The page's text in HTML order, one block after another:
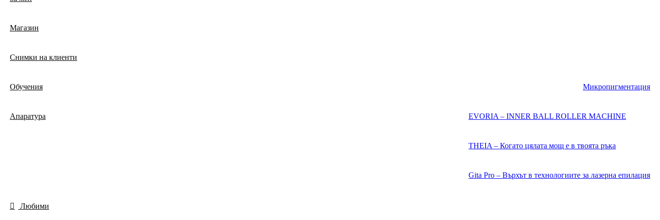
Магазин
Снимки на клиенти
Обучения Микропигментация
Апаратура EVORIA – INNER BALL ROLLER MACHINE
THEIA – Когато цялата мощ е в твоята ръка
Gita Pro – Върхът в технологиите за лазерна епилация
Любими